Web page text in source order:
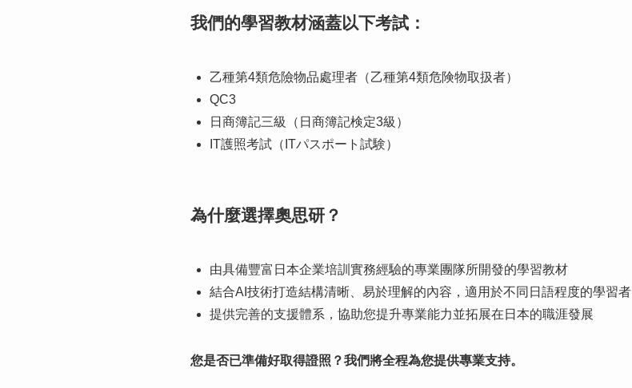
我們的學習教材涵蓋以下考試：
乙種第4類危險物品處理者（乙種第4類危険物取扱者）
QC3
日商簿記三級（日商簿記検定3級）
IT護照考試（ITパスポート試験）
為什麼選擇奧思研？
由具備豐富日本企業培訓實務經驗的專業團隊所開發的學習教材
結合AI技術打造結構清晰、易於理解的內容，適用於不同日語程度的學習者
提供完善的支援體系，協助您提升專業能力並拓展在日本的職涯發展
您是否已準備好取得證照？我們將全程為您提供專業支持。